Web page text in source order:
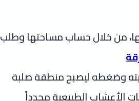
من خلال حساب مساحتها وطلب
وضغطه ليصبح منطقة صلبة
الأعشاب الطبيعية مجدداً